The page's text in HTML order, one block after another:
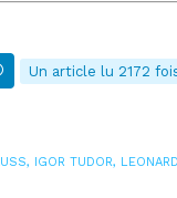
Un article lu 2172
, IGOR TUDOR,